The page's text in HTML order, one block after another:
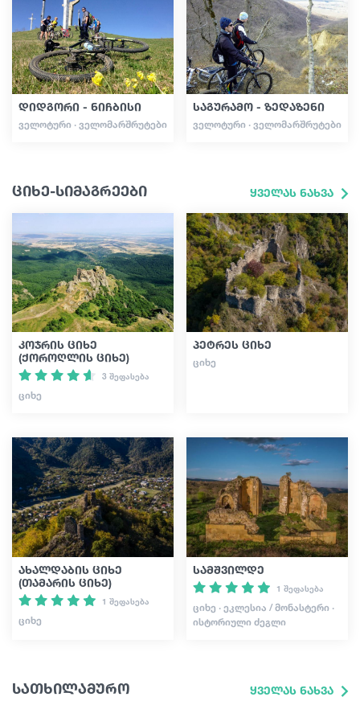
დიდგორი - ნიჩბისი
ᲕᲔᲚᲝᲢᲣᲠᲘ · ᲕᲔᲚᲝᲛᲐᲠᲨᲠᲣᲢᲔᲑᲘ
საგურამო - ზედაზენი
ᲕᲔᲚᲝᲢᲣᲠᲘ · ᲕᲔᲚᲝᲛᲐᲠᲨᲠᲣᲢᲔᲑᲘ
ციხე-სიმაგრეები ყველას ნახვა
კოჯრის ციხე
(ქოროღლის ციხე)
3 შეფასება
ᲪᲘᲮᲔ
პეტრეს ციხე
ᲪᲘᲮᲔ
ახალდაბის ციხე
(თამარის ციხე)
1 შეფასება
ᲪᲘᲮᲔ
სამშვილდე
1 შეფასება
ᲪᲘᲮᲔ · ᲔᲙᲚᲔᲡᲘᲐ / ᲛᲝᲜᲐᲡᲢᲔᲠᲘ ·
ᲘᲡᲢᲝᲠᲘᲣᲚᲘ ᲫᲔᲒᲚᲘ
სათხილამურო
ყველას ნახვა